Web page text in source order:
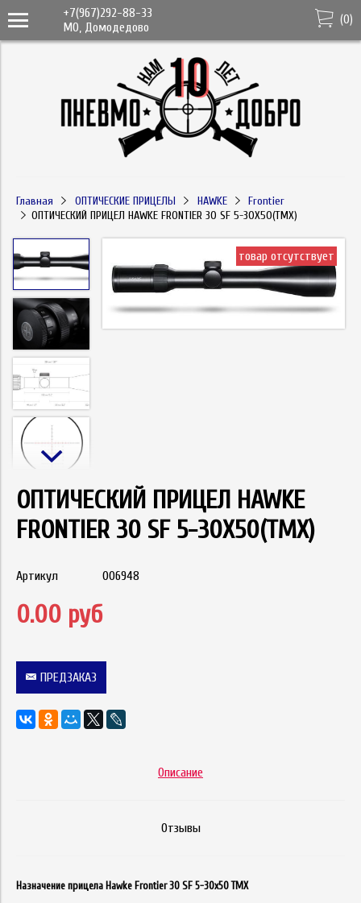
+7(967)292-88-33
МО, Домодедово
(0)
Главная ОПТИЧЕСКИЕ ПРИЦЕЛЫ HAWKE
Frontier
ОПТИЧЕСКИЙ ПРИЦЕЛ HAWKE FRONTIER 30 SF 5-30X50(TMX)
товар отсутствует
ОПТИЧЕСКИЙ ПРИЦЕЛ HAWKE
FRONTIER 30 SF 5-30X50(TMX)
Артикул 006948
0.00 руб
ПРЕДЗАКАЗ
Описание
Отзывы
Назначение прицела Hawke Frontier 30 SF 5-30x50 TMX